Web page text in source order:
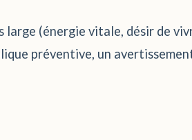
(énergie vitale, désir de
préventive, un